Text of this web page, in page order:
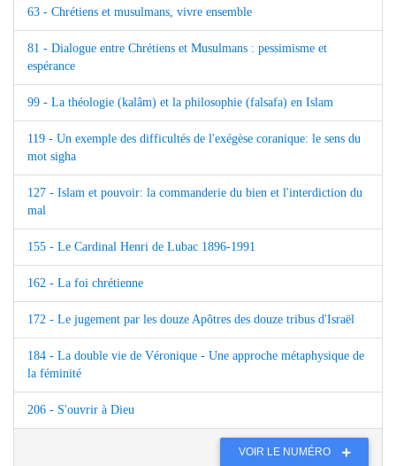
63 - Chrétiens et musulmans, vivre ensemble
81 - Dialogue entre Chrétiens et Musulmans : pessimisme et
espérance
99 - La théologie (kalâm) et la philosophie (falsafa) en Islam
119 - Un exemple des difficultés de l'exégèse coranique: le sens du
mot sigha
127 - Islam et pouvoir: la commanderie du bien et l'interdiction du
mal
155 - Le Cardinal Henri de Lubac 1896-1991
162 - La foi chrétienne
172 - Le jugement par les douze Apôtres des douze tribus d'Israël
184 - La double vie de Véronique - Une approche métaphysique de
la féminité
206 - S'ouvrir à Dieu
VOIR LE NUMÉRO